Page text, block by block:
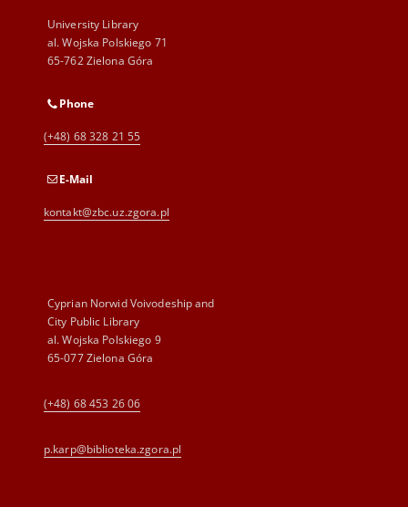
University Library
al. Wojska Polskiego 71
65-762 Zielona Góra
Phone
(+48) 68 328 21 55
E-Mail
kontakt@zbc.uz.zgora.pl
Cyprian Norwid Voivodeship and
City Public Library
al. Wojska Polskiego 9
65-077 Zielona Góra
(+48) 68 453 26 06
p.karp@biblioteka.zgora.pl